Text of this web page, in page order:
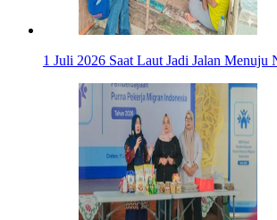
1 Juli 2026 Saat Laut Jadi Jalan Menuju